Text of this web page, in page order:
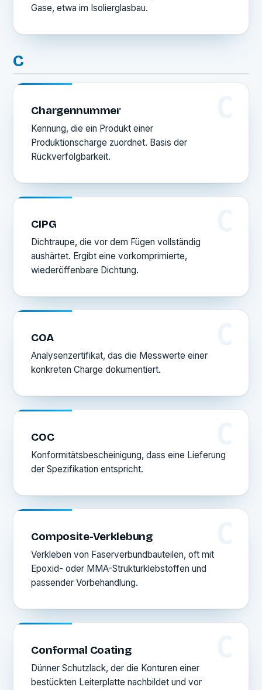
Gase, etwa im Isolierglasbau.
C
Chargennummer
Kennung, die ein Produkt einer
Produktionscharge zuordnet. Basis der
Rückverfolgbarkeit.
CIPG
Dichtraupe, die vor dem Fügen vollständig
aushärtet. Ergibt eine vorkomprimierte,
wiederöffenbare Dichtung.
COA
Analysenzertifikat, das die Messwerte einer
konkreten Charge dokumentiert.
COC
Konformitätsbescheinigung, dass eine Lieferung
der Spezifikation entspricht.
Composite-Verklebung
Verkleben von Faserverbundbauteilen, oft mit
Epoxid- oder MMA-Strukturklebstoffen und
passender Vorbehandlung.
Conformal Coating
Dünner Schutzlack, der die Konturen einer
bestückten Leiterplatte nachbildet und vor